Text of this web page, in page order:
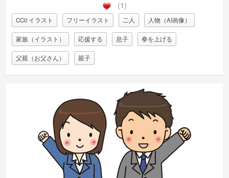
(1)
CC0 イラスト フリーイラスト 二人 人物（AI画像）
家族（イラスト） 応援する 息子 拳を上げる
父親（お父さん） 親子